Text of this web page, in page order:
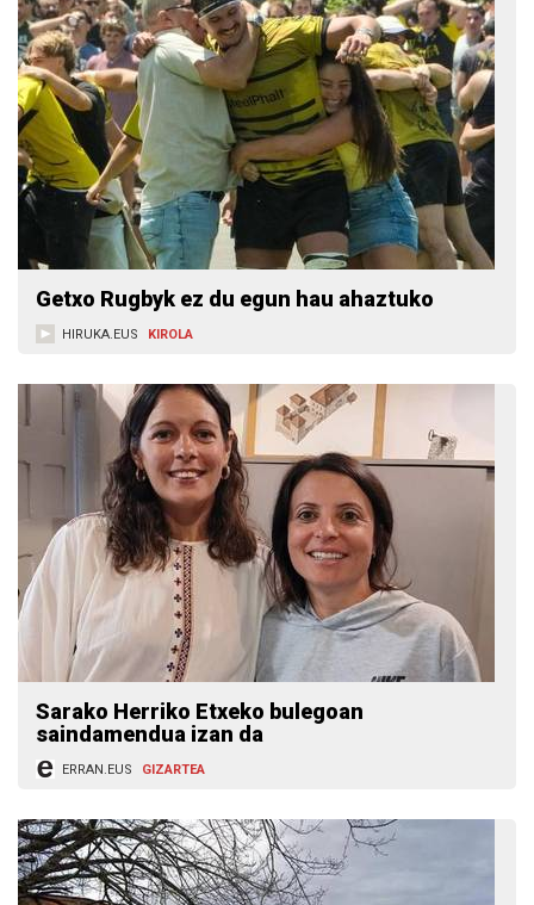
Getxo Rugbyk ez du egun hau ahaztuko
HIRUKA.EUS KIROLA
Sarako Herriko Etxeko bulegoan
saindamendua izan da
ERRAN.EUS GIZARTEA